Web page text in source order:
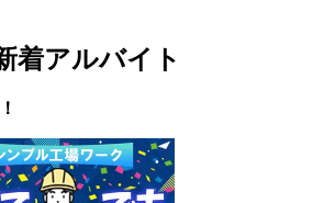
着アルバイト